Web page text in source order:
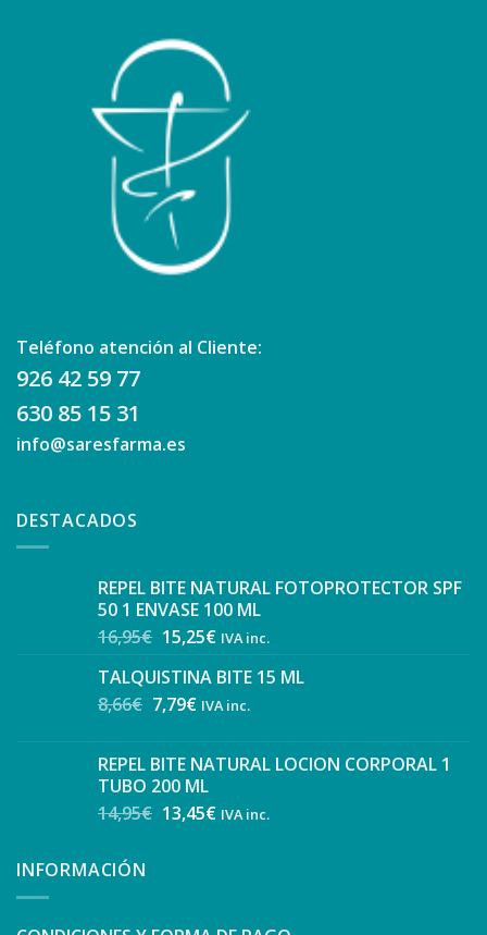
Teléfono atención al Cliente:
926 42 59 77
630 85 15 31
info@saresfarma.es
DESTACADOS
REPEL BITE NATURAL FOTOPROTECTOR SPF
50 1 ENVASE 100 ML
16,95€ 15,25€ IVA inc.
TALQUISTINA BITE 15 ML
8,66€ 7,79€ IVA inc.
REPEL BITE NATURAL LOCION CORPORAL 1
TUBO 200 ML
14,95€ 13,45€ IVA inc.
INFORMACIÓN